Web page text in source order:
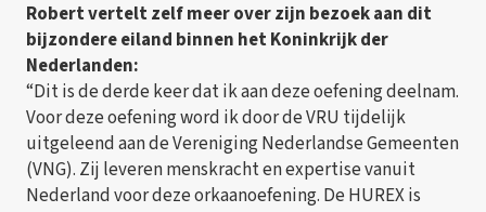
Robert vertelt zelf meer over zijn bezoek aan dit
bijzondere eiland binnen het Koninkrijk der
Nederlanden:
“Dit is de derde keer dat ik aan deze oefening deelnam.
Voor deze oefening word ik door de VRU tijdelijk
uitgeleend aan de Vereniging Nederlandse Gemeenten
(VNG). Zij leveren menskracht en expertise vanuit
Nederland voor deze orkaanoefening. De HUREX is